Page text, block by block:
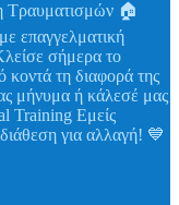
Τραυματισμών 🏠
επαγγελματική
σήμερα το
κοντά τη διαφορά της
μήνυμα ή κάλεσέ μας
Training Εμείς
για αλλαγή! 💙